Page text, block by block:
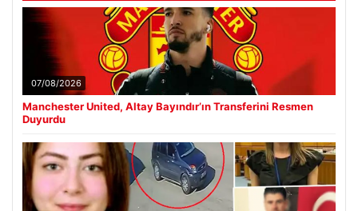
07/08/2026
Manchester United, Altay Bayındır’ın Transferini Resmen
Duyurdu